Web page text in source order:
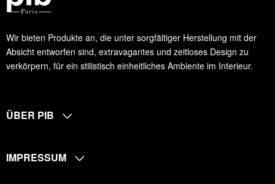
Wir bieten Produkte an, die unter sorgfältiger Herstellung mit der
Absicht entworfen sind, extravagantes und zeitloses Design zu
verkörpern, für ein stilistisch einheitliches Ambiente im Interieur.
ÜBER PIB
IMPRESSUM